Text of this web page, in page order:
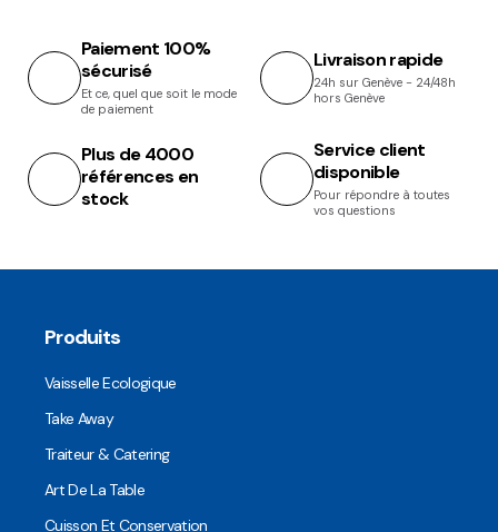
Paiement 100%
sécurisé
Et ce, quel que soit le mode
de paiement
Livraison rapide
24h sur Genève - 24/48h
hors Genève
Plus de 4000
références en
stock
Service client
disponible
Pour répondre à toutes
vos questions
Produits
Vaisselle Ecologique
Take Away
Traiteur & Catering
Art De La Table
Cuisson Et Conservation